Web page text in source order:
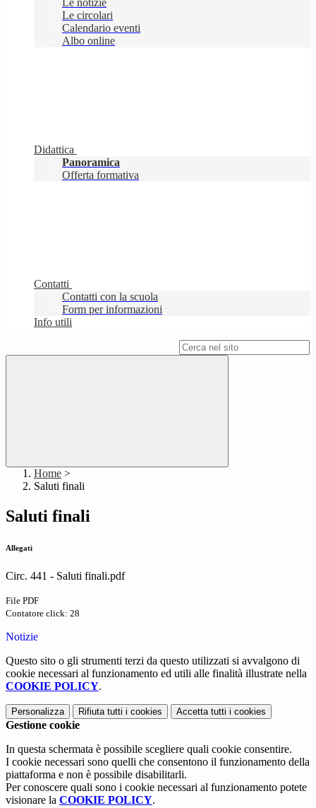
Le notizie
Le circolari
Calendario eventi
Albo online
Didattica
Panoramica
Offerta formativa
Contatti
Contatti con la scuola
Form per informazioni
Info utili
Home >
Saluti finali
Saluti finali
Allegati
Circ. 441 - Saluti finali.pdf
File PDF
Contatore click: 28
Notizie
Questo sito o gli strumenti terzi da questo utilizzati si avvalgono di
cookie necessari al funzionamento ed utili alle finalità illustrate nella
COOKIE POLICY.
Personalizza Rifiuta tutti i cookies Accetta tutti i cookies
Gestione cookie
In questa schermata è possibile scegliere quali cookie consentire.
I cookie necessari sono quelli che consentono il funzionamento della
piattaforma e non è possibile disabilitarli.
Per conoscere quali sono i cookie necessari al funzionamento potete
visionare la COOKIE POLICY.